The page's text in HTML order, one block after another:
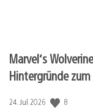
Marvel‘s
Hintergründe
Veröffentlichungsdatum:
24. Jul 2026 8